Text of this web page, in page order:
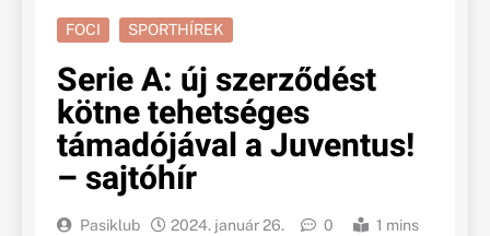
FOCI SPORTHÍREK
Serie A: új szerződést
kötne tehetséges
támadójával a Juventus!
– sajtóhír
Pasiklub 2024. január 26. 0 1 mins